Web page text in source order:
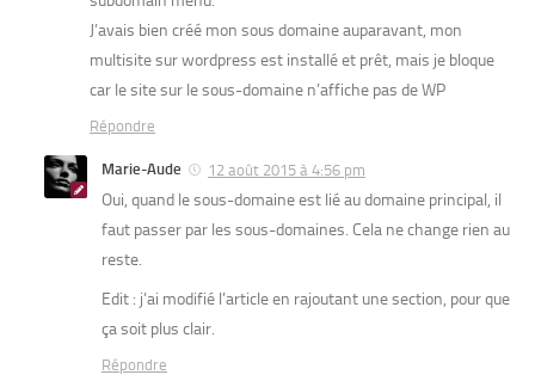
J’avais bien créé mon sous domaine auparavant, mon
multisite sur wordpress est installé et prêt, mais je bloque
car le site sur le sous-domaine n’affiche pas de WP
Répondre
Marie-Aude 12 août 2015 à 4:56 pm
Oui, quand le sous-domaine est lié au domaine principal, il
faut passer par les sous-domaines. Cela ne change rien au
reste.
Edit : j’ai modifié l’article en rajoutant une section, pour que
ça soit plus clair.
Répondre